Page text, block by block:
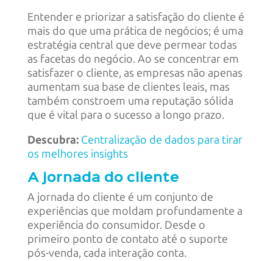
Entender e priorizar a satisfação do cliente é
mais do que uma prática de negócios; é uma
estratégia central que deve permear todas
as facetas do negócio. Ao se concentrar em
satisfazer o cliente, as empresas não apenas
aumentam sua base de clientes leais, mas
também constroem uma reputação sólida
que é vital para o sucesso a longo prazo.
Descubra: Centralização de dados para tirar
os melhores insights
A jornada do cliente
A jornada do cliente é um conjunto de
experiências que moldam profundamente a
experiência do consumidor. Desde o
primeiro ponto de contato até o suporte
pós-venda, cada interação conta.